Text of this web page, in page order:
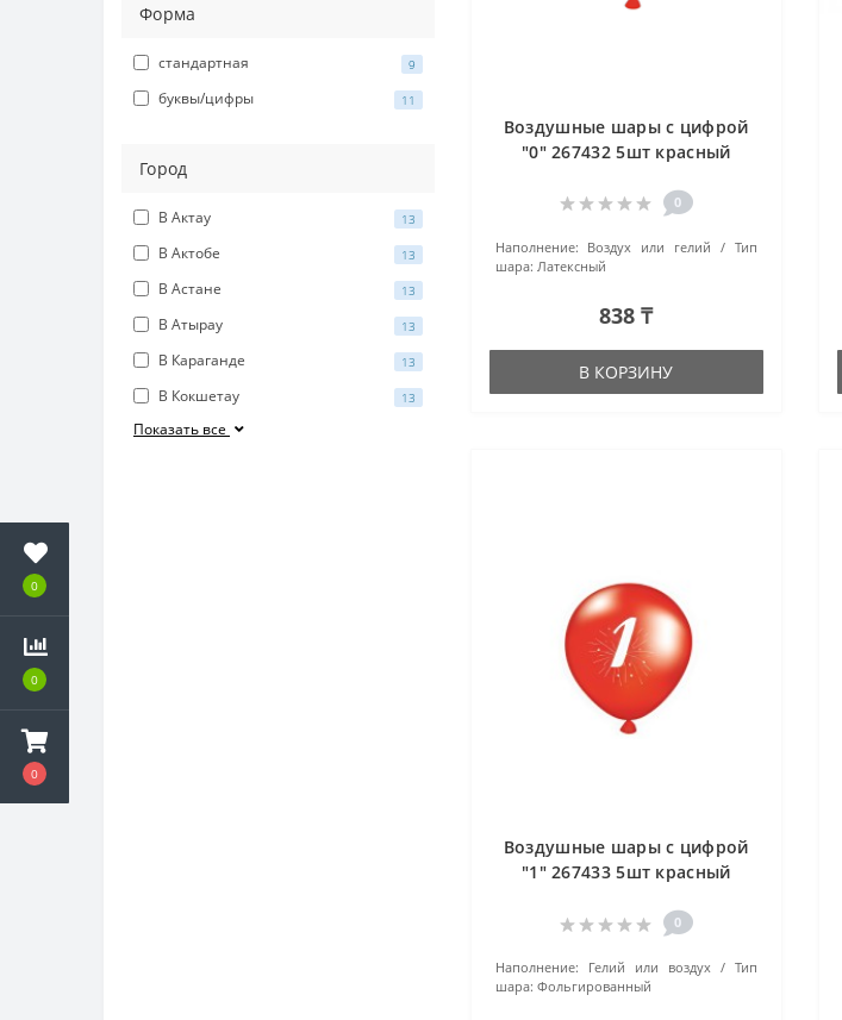
0
0
0
Форма
стандартная 9
буквы/цифры 11
Город
В Актау 13
В Актобе 13
В Астане 13
В Атырау 13
В Караганде 13
В Кокшетау 13
Показать все
Воздушные шары с цифрой
"0" 267432 5шт красный
0
Наполнение: Воздух или гелий
Тип
шара: Латексный
838 ₸
В КОРЗИНУ
Воздушные шары с цифрой
"1" 267433 5шт красный
0
Наполнение: Гелий или воздух
Тип
шара: Фольгированный